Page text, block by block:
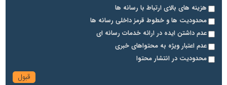
هزینه های بالای ارتباط با رسانه ها
محدودیت ها و خطوط قرمز داخلی رسانه ها
عدم داشتن ایده در ارائه خدمات رسانه ای
عدم اعتبار ویژه به محتواهای خبری
محدودیت در انتشار محتوا